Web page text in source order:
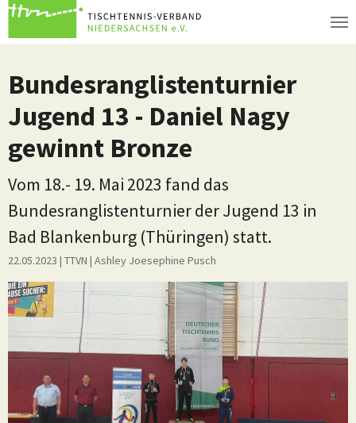
Zum Hauptinhalt springen
Bundesranglistenturnier
Jugend 13 - Daniel Nagy
gewinnt Bronze
Vom 18.- 19. Mai 2023 fand das
Bundesranglistenturnier der Jugend 13 in
Bad Blankenburg (Thüringen) statt.
22.05.2023 | TTVN | Ashley Joesephine Pusch